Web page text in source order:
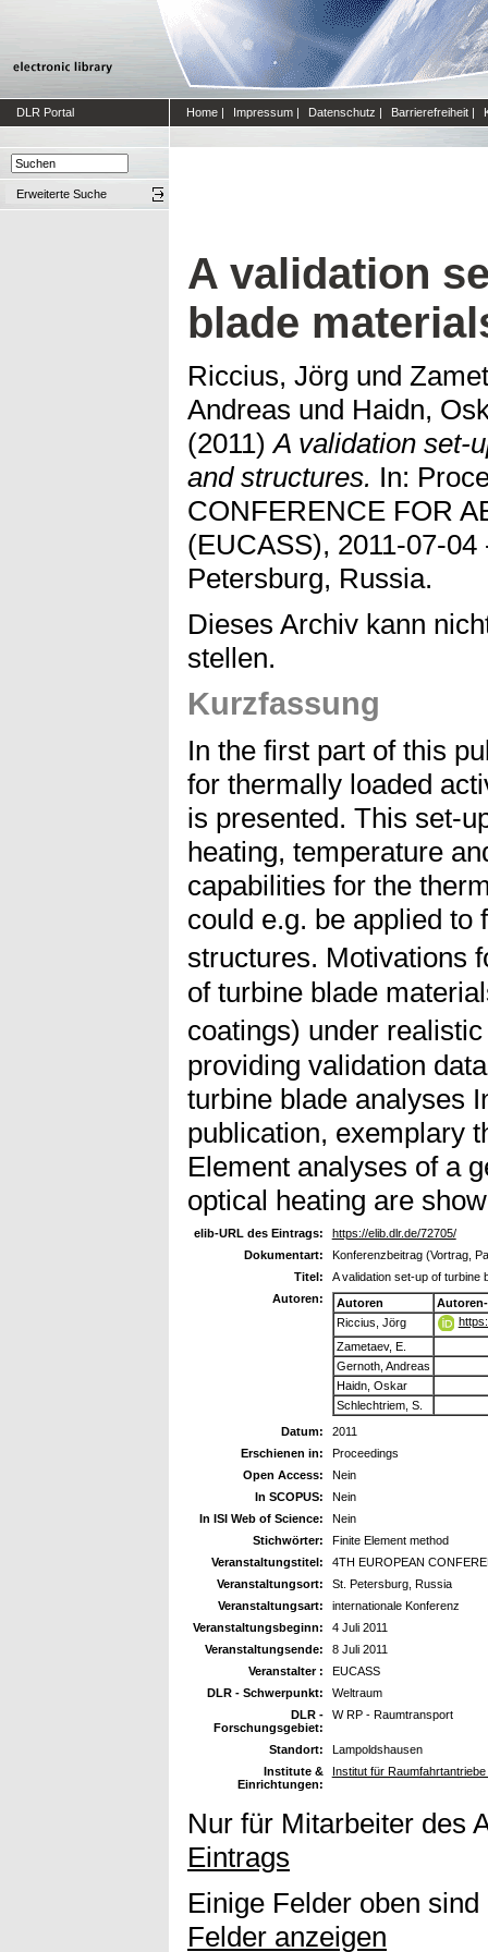
DLR Portal Home | Impressum | Datenschutz | Barrierefreiheit |
Erweiterte Suche
A validation
blade
Riccius, Jörg und
Andreas und Haidn,
(2011)A validation set-
and structures. In:
CONFERENCE FOR
(EUCASS), 2011-07-04
Petersburg, Russia.
Dieses Archiv kann
stellen.
Kurzfassung
In the first part of this
for thermally loaded
is presented. This set-
heating, temperature
capabilities for the
could e.g. be applied to
structures. Motivations
of turbine blade
coatings) under
providing validation
turbine blade analyses
publication, exemplary
Element analyses of a
optical heating are
elib-URL des Eintrags:
https://elib.dlr.de/72705/
Dokumentart:
Konferenzbeitrag (Vortrag,
Titel:
A validation set-up of turbine
Autoren:
Autoren
Riccius, Jörg
Zametaev, E.
Gernoth, Andreas
Haidn, Oskar
Schlechtriem, S.
Datum:
2011
Erschienen in:
Proceedings
Open Access:
Nein
In SCOPUS:
Nein
In ISI Web of Science:
Nein
Stichwörter:
Finite Element method
Veranstaltungstitel:
4TH EUROPEAN
Veranstaltungsort:
St. Petersburg, Russia
Veranstaltungsart:
internationale Konferenz
Veranstaltungsbeginn:
4 Juli 2011
Veranstaltungsende:
8 Juli 2011
Veranstalter :
EUCASS
DLR - Schwerpunkt:
Weltraum
DLR -
Forschungsgebiet:
W RP - Raumtransport
Standort:
Lampoldshausen
Institute &
Einrichtungen:
Institut für
Nur für Mitarbeiter des
Eintrags
Einige Felder oben
Felder anzeigen